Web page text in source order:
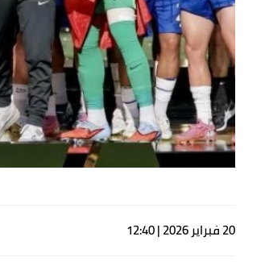
20 فبراير 2026 | 12:40